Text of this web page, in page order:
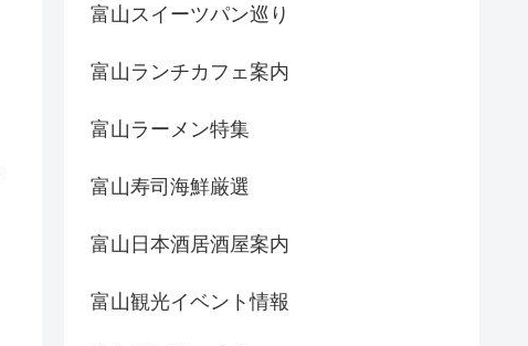
富山スイーツパン巡り
富山ランチカフェ案内
富山ラーメン特集
富山寿司海鮮厳選
富山日本酒居酒屋案内
富山観光イベント情報